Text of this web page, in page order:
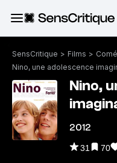
SensCritique > Films >
Nino,
2012
31 70